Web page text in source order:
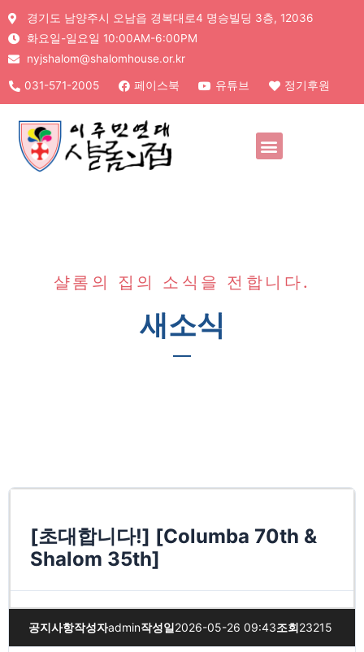
경기도 남양주시 오남읍 경복대로4 명승빌딩 3층, 12036
화요일-일요일 10:00AM-6:00PM
nyjshalom@shalomhouse.or.kr
031-571-2005 페이스북 유튜브 정기후원
샬롬의 집의 소식을 전합니다.
새소식
[초대합니다!] [Columba 70th &
Shalom 35th]
공지사항작성자admin작성일2026-05-26 09:43조회23215